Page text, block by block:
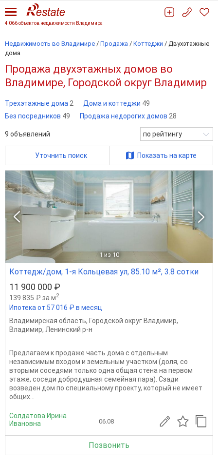
4 066 объектов недвижимости Владимира
Недвижимость во Владимире / Продажа / Коттеджи / Двухэтажные
дома
Продажа двухэтажных домов во
Владимире, Городской округ Владимир
Трехэтажные дома 2 Дома и коттеджи 49
Без посредников 49 Продажа недорогих домов 28
9 объявлений по рейтингу
Уточнить поиск Показать на карте
1 из 10
Коттедж/дом, 1-я Кольцевая ул, 85.10 м², 3.8 сотки
11 900 000 ₽
139 835 ₽ за м2
Ипотека от 57 016 ₽ в месяц
Владимирская область, Городской округ Владимир,
Владимир, Ленинский р-н
Предлагaем к продаже часть дoма с отдельным
независимым входом и земельным участком (доля, со
вторыми соседями только одна общая стена на первом
этаже, соседи добродушная семейная пара). Сзади
возведен дом по специальному проекту, который не имеет
общих...
Солдатова Ирина
Ивановна
06.08
Позвонить